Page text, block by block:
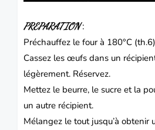
PREPARATION:
Préchauffez le four à 180°C
Cassez les œufs dans un
légèrement. Réservez.
Mettez le beurre, le sucre et la
un autre récipient.
Mélangez le tout jusqu’à obtenir